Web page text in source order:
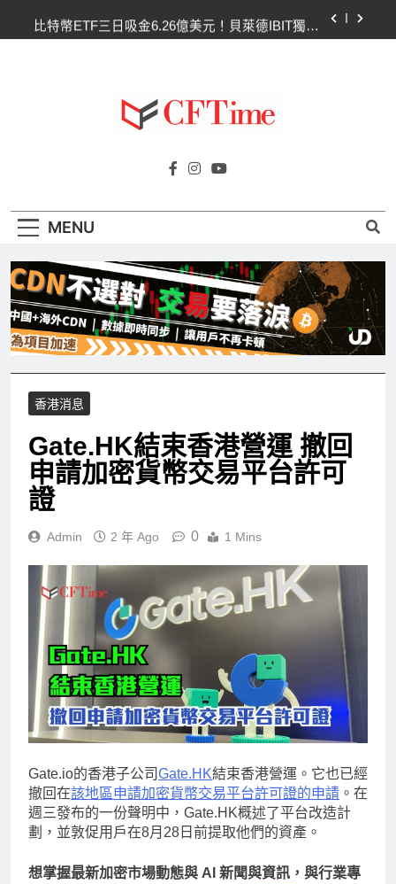
比特幣ETF三日吸金6.26億美元！貝萊德IBIT獨佔
4.79億，華爾街重拾信心
以太幣區間壓縮！100日均線1,920成關鍵 期貨槓
桿比率逼近0.65
比特幣ETF三日吸金6.26億美元！貝萊德IBIT獨佔
CLARITY法案最後闖關！開發者免責與總統道德條
Cftime.io
AI（ChatGPT）、區塊鏈、NFT、加密貨
MENU
香港消息
Gate.HK結束香港營運 撤回
申請加密貨幣交易平台許可
證
Admin 2 年 Ago 0 1 Mins
Gate.io的香港子公司Gate.HK結束香港營運。它也已經
撤回在該地區申請加密貨幣交易平台許可證的申請 。在
週三發布的一份聲明中，Gate.HK概述了平台改造計
劃，並敦促用戶在8月28日前提取他們的資產。
想掌握最新加密市場動態與 AI 新聞與資訊，與行業專